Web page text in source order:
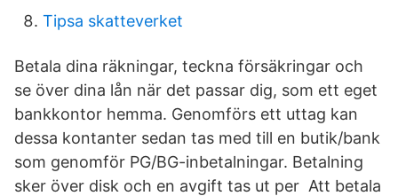
Tipsa skatteverket
Betala dina räkningar, teckna försäkringar och
se över dina lån när det passar dig, som ett eget
bankkontor hemma. Genomförs ett uttag kan
dessa kontanter sedan tas med till en butik/bank
som genomför PG/BG-inbetalningar. Betalning
sker över disk och en avgift tas ut per Att betala